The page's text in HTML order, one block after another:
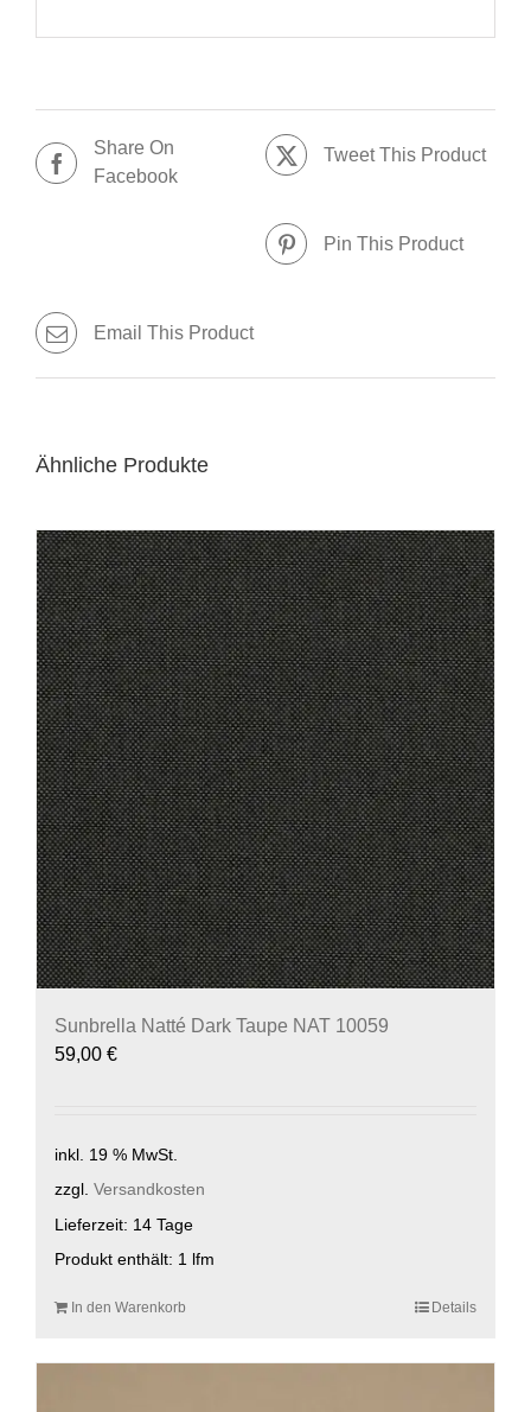
Share On
Facebook
Tweet This Product
Pin This Product
Email This Product
Ähnliche Produkte
Sunbrella Natté Dark Taupe NAT 10059
59,00 €
inkl. 19 % MwSt.
zzgl. Versandkosten
Lieferzeit: 14 Tage
Produkt enthält: 1 lfm
In den Warenkorb Details